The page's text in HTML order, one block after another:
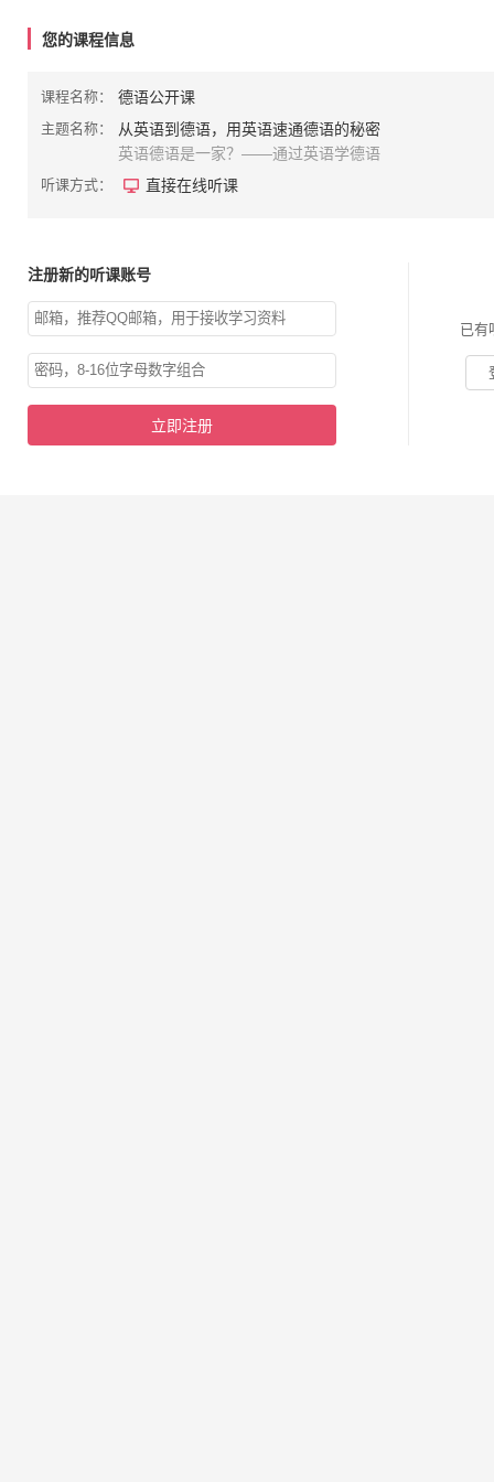
您的课程信息
课程名称： 德语公开课
主题名称：
从英语到德语，用英语速通德语的秘密
英语德语是一家？——通过英语学德语
听课方式： 直接在线听课
注册新的听课账号
立即注册
已有